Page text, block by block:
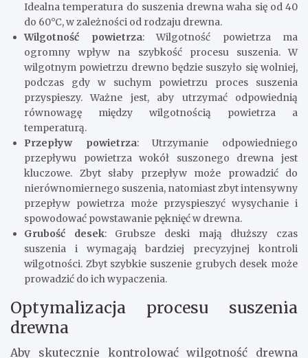
Idealna temperatura do suszenia drewna waha się od 40
do 60°C, w zależności od rodzaju drewna.
Wilgotność powietrza: Wilgotność powietrza ma
ogromny wpływ na szybkość procesu suszenia. W
wilgotnym powietrzu drewno będzie suszyło się wolniej,
podczas gdy w suchym powietrzu proces suszenia
przyspieszy. Ważne jest, aby utrzymać odpowiednią
równowagę między wilgotnością powietrza a
temperaturą.
Przepływ powietrza: Utrzymanie odpowiedniego
przepływu powietrza wokół suszonego drewna jest
kluczowe. Zbyt słaby przepływ może prowadzić do
nierównomiernego suszenia, natomiast zbyt intensywny
przepływ powietrza może przyspieszyć wysychanie i
spowodować powstawanie pęknięć w drewna.
Grubość desek: Grubsze deski mają dłuższy czas
suszenia i wymagają bardziej precyzyjnej kontroli
wilgotności. Zbyt szybkie suszenie grubych desek może
prowadzić do ich wypaczenia.
Optymalizacja procesu suszenia
drewna
Aby skutecznie kontrolować wilgotność drewna